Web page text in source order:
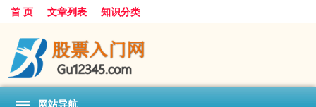
首 页 文章列表 知识分类
网站导航